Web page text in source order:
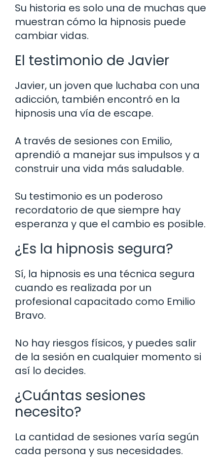
Su historia es solo una de muchas que
muestran cómo la hipnosis puede
cambiar vidas.
El testimonio de Javier
Javier, un joven que luchaba con una
adicción, también encontró en la
hipnosis una vía de escape.
A través de sesiones con Emilio,
aprendió a manejar sus impulsos y a
construir una vida más saludable.
Su testimonio es un poderoso
recordatorio de que siempre hay
esperanza y que el cambio es posible.
¿Es la hipnosis segura?
Sí, la hipnosis es una técnica segura
cuando es realizada por un
profesional capacitado como Emilio
Bravo.
No hay riesgos físicos, y puedes salir
de la sesión en cualquier momento si
así lo decides.
¿Cuántas sesiones
necesito?
La cantidad de sesiones varía según
cada persona y sus necesidades.